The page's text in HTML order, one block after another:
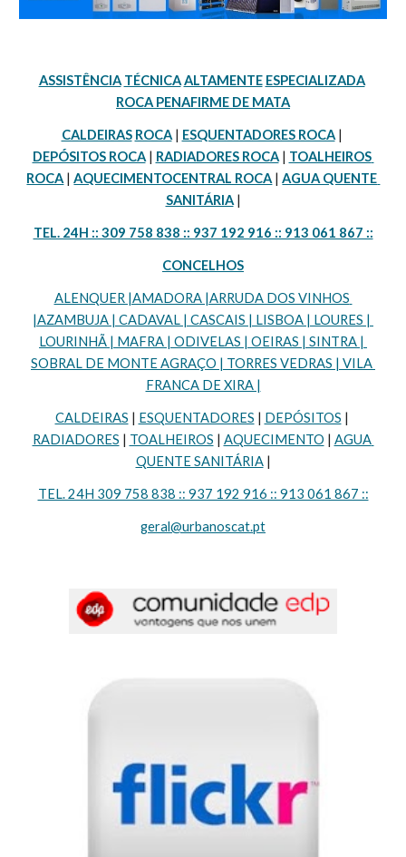
ASSISTÊNCIA TÉCNICA ALTAMENTE ESPECIALIZADA
ROCA PENAFIRME DE MATA
CALDEIRAS ROCA | ESQUENTADORES ROCA
DEPÓSITOS ROCA | RADIADORES ROCA | TOALHEIROS
ROCA | AQUECIMENTOCENTRAL ROCA | AGUA QUENTE
SANITÁRIA |
TEL. 24H :: 309 758 838 :: 937 192 916 :: 913 061 867 ::
CONCELHOS
ALENQUER |AMADORA |ARRUDA DOS VINHOS
|AZAMBUJA | CADAVAL | CASCAIS | LISBOA | LOURES |
LOURINHÃ | MAFRA | ODIVELAS | OEIRAS | SINTRA |
SOBRAL DE MONTE AGRAÇO | TORRES VEDRAS | VILA
FRANCA DE XIRA |
CALDEIRAS | ESQUENTADORES | DEPÓSITOS
RADIADORES | TOALHEIROS | AQUECIMENTO | AGUA
QUENTE SANITÁRIA |
TEL. 24H 309 758 838 :: 937 192 916 :: 913 061 867 ::
geral@urbanoscat.pt